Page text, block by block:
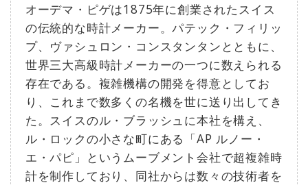
オーデマ・ピゲは1875年に創業されたスイス
の伝統的な時計メーカー。パテック・フィリッ
プ、ヴァシュロン・コンスタンタンとともに、
世界三大高級時計メーカーの一つに数えられる
存在である。複雑機構の開発を得意としてお
り、これまで数多くの名機を世に送り出してき
た。スイスのル・ブラッシュに本社を構え、
ル・ロックの小さな町にある「AP ルノー・
エ・パピ」というムーブメント会社で超複雑時
計を制作しており、同社からは数々の技術者を